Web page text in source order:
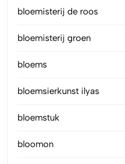
bloemisterij de roos
bloemisterij groen
bloems
bloemsierkunst ilyas
bloemstuk
bloomon